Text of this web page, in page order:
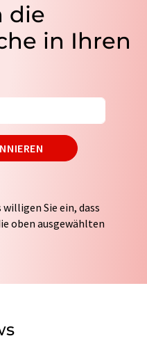
die
in Ihren
Sie ein, dass
oben ausgewählten
Daten werden
. LUMITOS darf
Ihre
Angabe von